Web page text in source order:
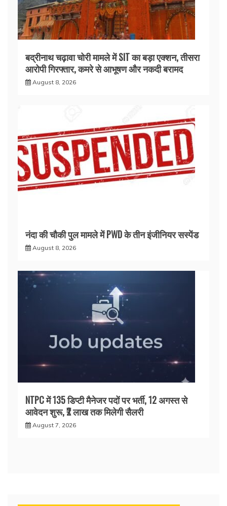
बद्रीनाथ चढ़ावा चोरी मामले में SIT का बड़ा एक्शन, तीसरा
आरोपी गिरफ्तार, कमरे से आभूषण और नकदी बरामद
August 8, 2026
नंदा की चौकी पुल मामले में PWD के तीन इंजीनियर सस्पेंड
August 8, 2026
NTPC में 135 डिप्टी मैनेजर पदों पर भर्ती, 12 अगस्त से
आवेदन शुरू, ₹2 लाख तक मिलेगी सैलरी
August 7, 2026